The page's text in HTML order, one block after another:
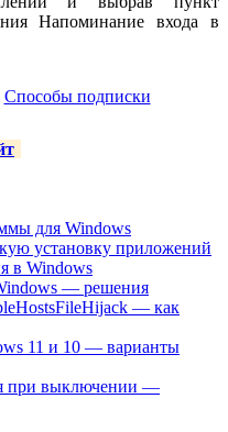
Напоминание входа в
Способы подписки
для Windows
установку приложений
в Windows
— решения
— как
11 и 10 — варианты
при выключении —